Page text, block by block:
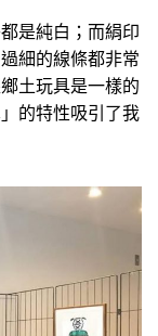
是純白；而絹印
細的線條都非常
土玩具是一樣的
的特性吸引了我